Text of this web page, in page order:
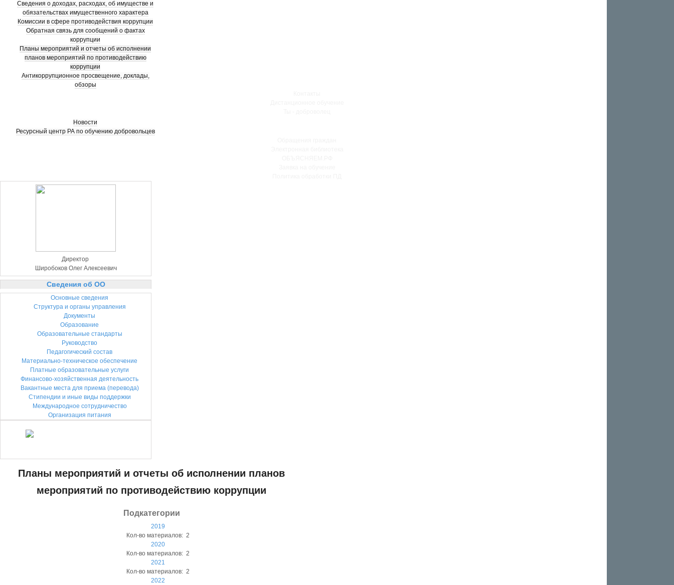
Сведения о доходах, расходах, об имуществе и
обязательствах имущественного характера
Комиссии в сфере противодействия коррупции
Обратная связь для сообщений о фактах
коррупции
Планы мероприятий и отчеты об исполнении
планов мероприятий по противодействию
коррупции
Антикоррупционное просвещение, доклады,
обзоры
Новости
Ресурсный центр РА по обучению добровольцев
Директор
Широбоков Олег Алексеевич
Сведенияоб ОО
Основные сведения
Структура и органы управления
Документы
Образование
Образовательные стандарты
Руководство
Педагогический состав
Материально-техническое обеспечение
Платные образовательные услуги
Финансово-хозяйственная деятельность
Вакантные места для приема (перевода)
Стипендии и иные виды поддержки
Международное сотрудничество
Организация питания
Планы мероприятий и отчеты об исполнении планов
мероприятий по противодействию коррупции
Подкатегории
2019
Кол-во материалов: 2
2020
Кол-во материалов: 2
2021
Кол-во материалов: 2
2022